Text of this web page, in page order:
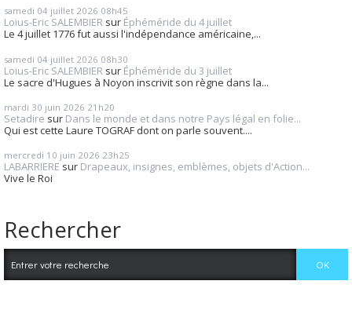
samedi 04 juillet 2026 08h45
Loius-Eric SALEMBIER sur Éphéméride du 4 juillet
Le 4 juillet 1776 fut aussi l'indépendance américaine,...
samedi 04 juillet 2026 08h30
Loius-Eric SALEMBIER sur Éphéméride du 3 juillet
Le sacre d'Hugues à Noyon inscrivit son règne dans la...
mardi 30 juin 2026 21h20
Setadire sur Dans le monde et dans notre Pays légal en folie...
Qui est cette Laure TOGRAF dont on parle souvent....
mercredi 10 juin 2026 23h25
LABARRIERE sur Drapeaux, insignes, emblèmes, objets d'Action...
Vive le Roi
Rechercher